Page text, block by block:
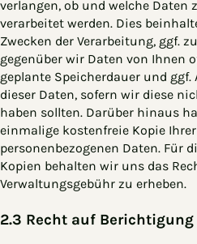
verlangen, ob und welche Daten
verarbeitet werden. Dies
Zwecken der Verarbeitung, ggf.
gegenüber wir Daten von Ihnen
geplante Speicherdauer und
dieser Daten, sofern wir diese
haben sollten. Darüber hinaus
einmalige kostenfreie Kopie
personenbezogenen Daten. Für
Kopien behalten wir uns das
Verwaltungsgebühr zu erheben.
2.3 Recht auf Berichtigung